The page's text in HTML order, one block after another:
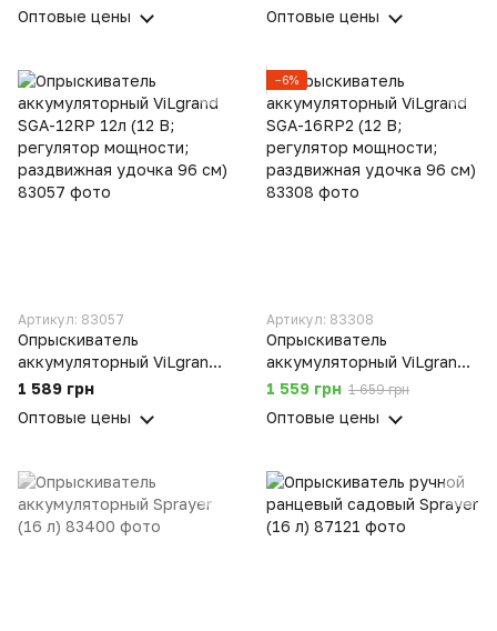
Оптовые цены
Оптовые цены
Артикул: 83057
Опрыскиватель
аккумуляторный ViLgrand
SGA-12RP 12л (12 В;
раздвижная удочка 96 см)
1 589 грн
Оптовые цены
−6%
Артикул: 83308
Опрыскиватель
аккумуляторный ViLgrand
SGA-16RP2 (12 В;
раздвижная удочка 96 см)
1 559 грн 1 659 грн
Оптовые цены